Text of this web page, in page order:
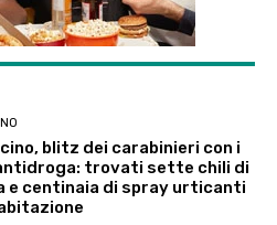
blitz dei carabinieri con i
trovati sette chili di
e centinaia di spray urticanti